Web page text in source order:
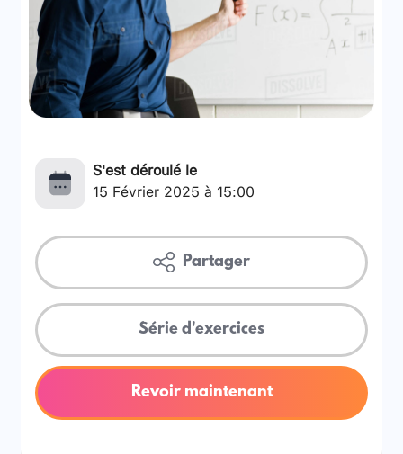
S'est déroulé le
15 Février 2025 à 15:00
Partager
Série d'exercices
Revoir maintenant